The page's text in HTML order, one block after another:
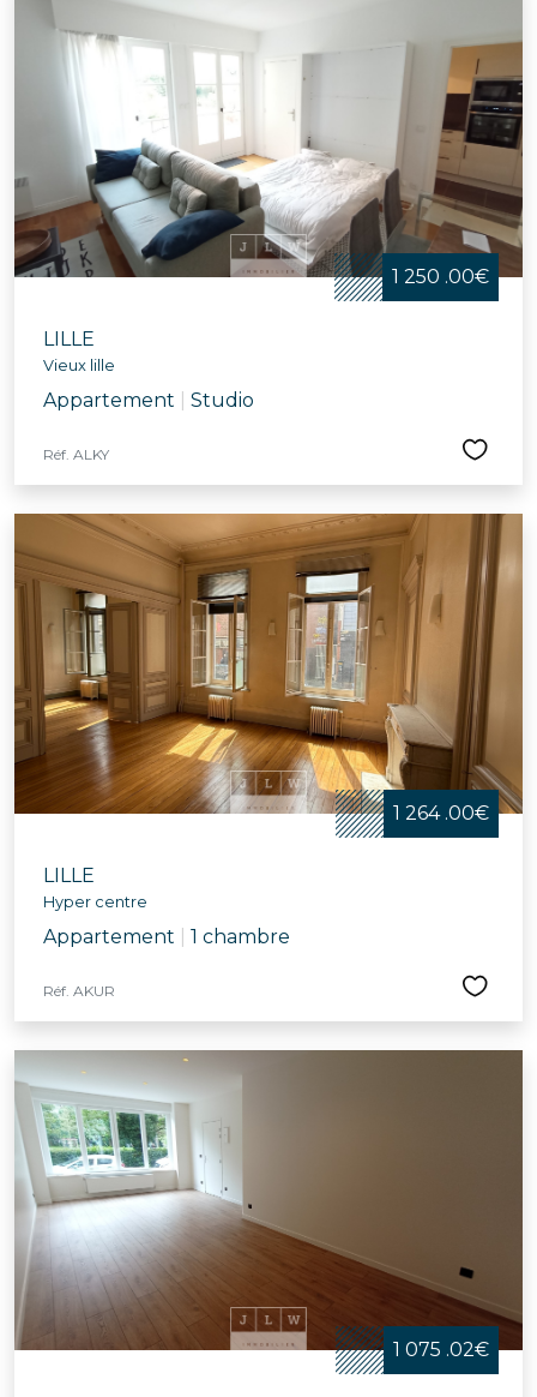
1 250 .00€
LILLE
Vieux lille
Appartement Studio
Réf. ALKY
1 264 .00€
LILLE
Hyper centre
Appartement 1 chambre
Réf. AKUR
1 075 .02€